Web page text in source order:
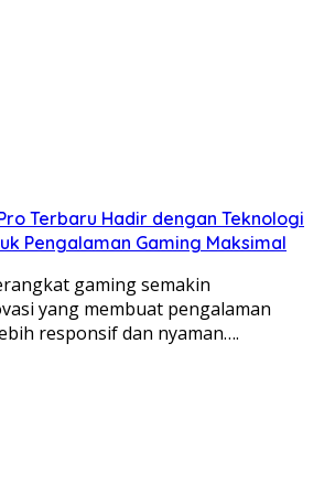
Terbaru Hadir dengan Teknologi
Pengalaman Gaming Maksimal
gaming semakin
yang membuat pengalaman
responsif dan nyaman….